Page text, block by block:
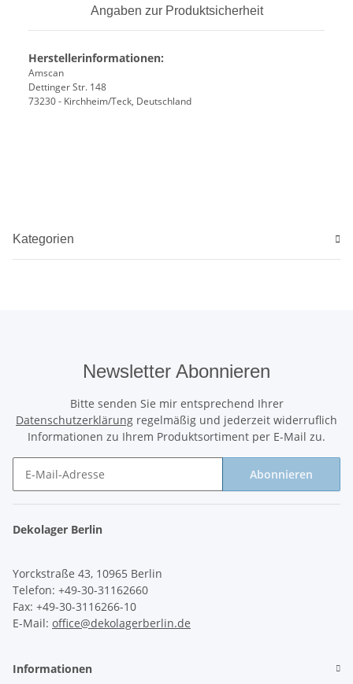
Angaben zur Produktsicherheit
Herstellerinformationen:
Amscan
Dettinger Str. 148
73230 - Kirchheim/Teck, Deutschland
Kategorien
Newsletter Abonnieren
Bitte senden Sie mir entsprechend Ihrer
Datenschutzerklärung regelmäßig und jederzeit widerruflich
Informationen zu Ihrem Produktsortiment per E-Mail zu.
Abonnieren
Dekolager Berlin
Yorckstraße 43, 10965 Berlin
Telefon: +49-30-31162660
Fax: +49-30-3116266-10
E-Mail: office@dekolagerberlin.de
Informationen